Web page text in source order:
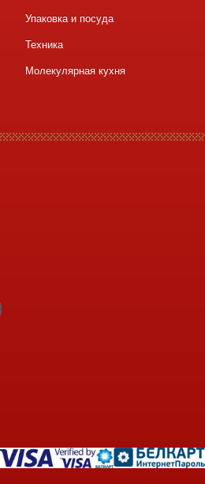
Упаковка и посуда
Техника
Молекулярная кухня